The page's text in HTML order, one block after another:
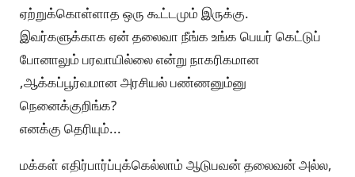
ஏற்றுக்கொள்ளாத ஒரு கூட்டமும் இருக்கு.
இவர்களுக்காக ஏன் தலைவா நீங்க உங்க பெயர் கெட்டுப்
போனாலும் பரவாயில்லை என்று நாகரிகமான
,ஆக்கப்பூர்வமான அரசியல் பண்ணனும்னு
நெனைக்குறிங்க?
எனக்கு தெரியும்...
மக்கள் எதிர்பார்ப்புக்கெல்லாம் ஆடுபவன் தலைவன் அல்ல,